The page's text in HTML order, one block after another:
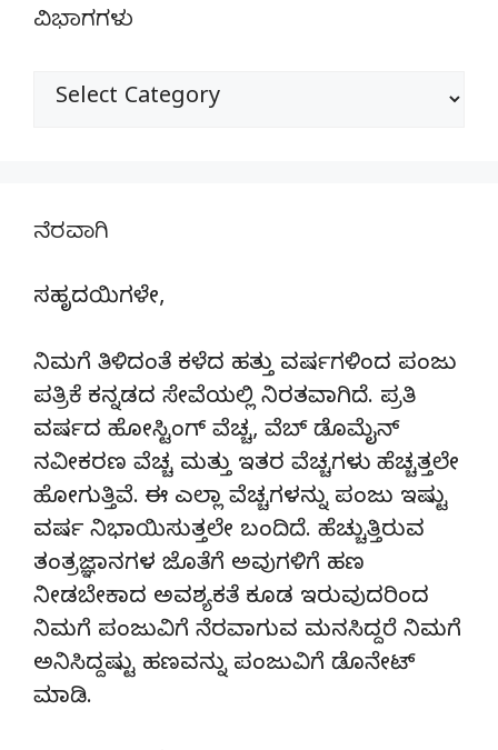
ವಿಭಾಗಗಳು
ವಿಭಾಗಗಳು
ನೆರವಾಗಿ
ಸಹೃದಯಿಗಳೇ,
ನಿಮಗೆ ತಿಳಿದಂತೆ ಕಳೆದ ಹತ್ತು ವರ್ಷಗಳಿಂದ ಪಂಜು
ಪತ್ರಿಕೆ ಕನ್ನಡದ ಸೇವೆಯಲ್ಲಿ ನಿರತವಾಗಿದೆ. ಪ್ರತಿ
ವರ್ಷದ ಹೋಸ್ಟಿಂಗ್‌ ವೆಚ್ಚ, ವೆಬ್‌ ಡೊಮೈನ್‌
ನವೀಕರಣ ವೆಚ್ಚ ಮತ್ತು ಇತರ ವೆಚ್ಚಗಳು ಹೆಚ್ಚತ್ತಲೇ
ಹೋಗುತ್ತಿವೆ. ಈ ಎಲ್ಲಾ ವೆಚ್ಚಗಳನ್ನು ಪಂಜು ಇಷ್ಟು
ವರ್ಷ ನಿಭಾಯಿಸುತ್ತಲೇ ಬಂದಿದೆ. ಹೆಚ್ಚುತ್ತಿರುವ
ತಂತ್ರಜ್ಞಾನಗಳ ಜೊತೆಗೆ ಅವುಗಳಿಗೆ ಹಣ
ನೀಡಬೇಕಾದ ಅವಶ್ಯಕತೆ ಕೂಡ ಇರುವುದರಿಂದ
ನಿಮಗೆ ಪಂಜುವಿಗೆ ನೆರವಾಗುವ ಮನಸಿದ್ದರೆ ನಿಮಗೆ
ಅನಿಸಿದ್ದಷ್ಟು ಹಣವನ್ನು ಪಂಜುವಿಗೆ ಡೊನೇಟ್‌
ಮಾಡಿ.